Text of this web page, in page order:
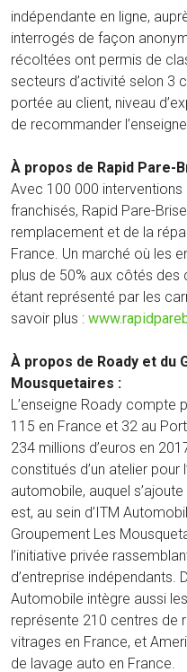
indépendante en ligne,
interrogés de façon
récoltées ont permis de
secteurs d’activité selon 3
portée au client, niveau
de recommander
À propos de Rapid Pare-
Avec 100 000
franchisés, Rapid Pare-
remplacement et de la
France. Un marché où les
plus de 50% aux côtés des
étant représenté par les
savoir plus :
À propos de Roady et du
Mousquetaires :
L’enseigne Roady compte
115 en France et 32 au
234 millions d’euros en
constitués d’un atelier pour
automobile, auquel
est, au sein d’ITM
Groupement Les
l’initiative privée
d’entreprise indépendants.
Automobile intègre aussi
représente 210 centres de
vitrages en France, et
de lavage auto en France.